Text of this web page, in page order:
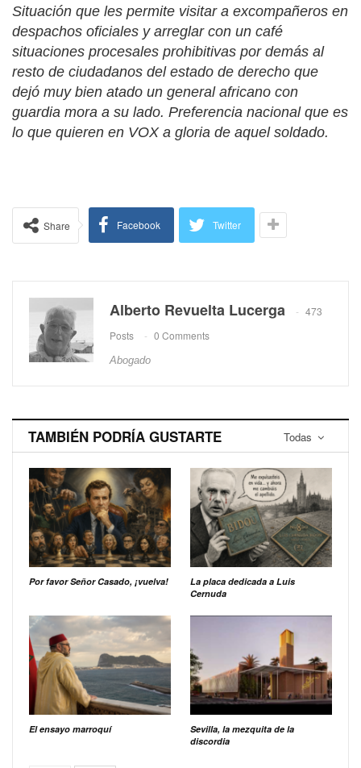
Situación que les permite visitar a excompañeros en
despachos oficiales y arreglar con un café
situaciones procesales prohibitivas por demás al
resto de ciudadanos del estado de derecho que
dejó muy bien atado un general africano con
guardia mora a su lado. Preferencia nacional que es
lo que quieren en VOX a gloria de aquel soldado.
Share Facebook Twitter
Alberto Revuelta Lucerga
473
Posts
0 Comments
Abogado
Todas
TAMBIÉN PODRÍA GUSTARTE
Por favor Señor Casado, ¡vuelva!
La placa dedicada a Luis
Cernuda
El ensayo marroquí
Sevilla, la mezquita de la
discordia